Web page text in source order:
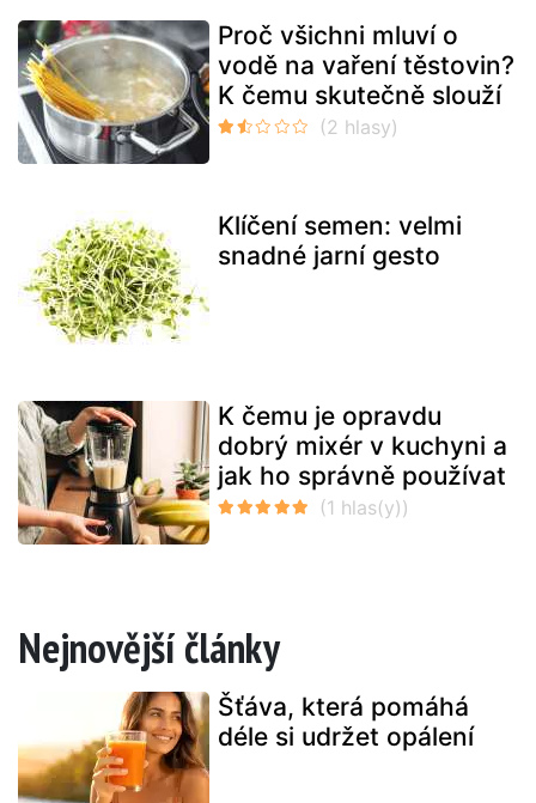
Proč všichni mluví o
vodě na vaření těstovin?
K čemu skutečně slouží
Klíčení semen: velmi
snadné jarní gesto
K čemu je opravdu
dobrý mixér v kuchyni a
jak ho správně používat
Nejnovější články
Šťáva, která pomáhá
déle si udržet opálení